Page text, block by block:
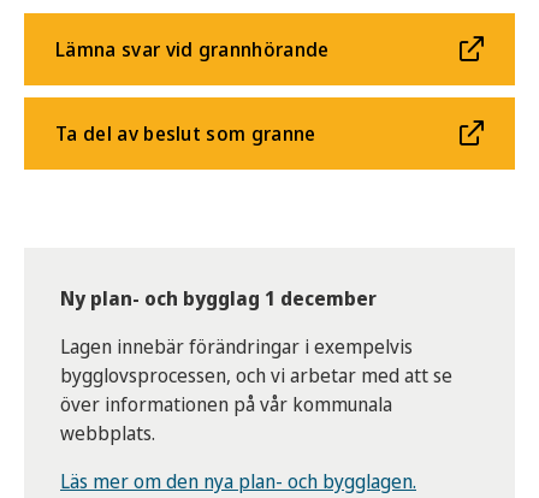
Lämna svar vid grannhörande
Ta del av beslut som granne
Ny plan- och bygglag 1 december
Lagen innebär förändringar i exempelvis
bygglovsprocessen, och vi arbetar med att se
över informationen på vår kommunala
webbplats.
Läs mer om den nya plan- och bygglagen.